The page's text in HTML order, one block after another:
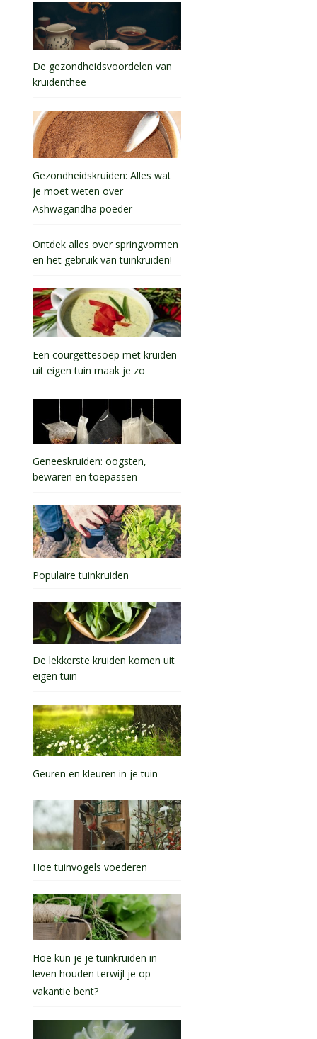
De gezondheidsvoordelen van
kruidenthee
Gezondheidskruiden: Alles wat
je moet weten over
Ashwagandha poeder
Ontdek alles over springvormen
en het gebruik van tuinkruiden!
Een courgettesoep met kruiden
uit eigen tuin maak je zo
Geneeskruiden: oogsten,
bewaren en toepassen
Populaire tuinkruiden
De lekkerste kruiden komen uit
eigen tuin
Geuren en kleuren in je tuin
Hoe tuinvogels voederen
Hoe kun je je tuinkruiden in
leven houden terwijl je op
vakantie bent?